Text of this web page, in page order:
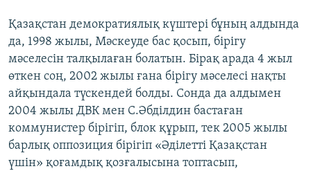
Қазақстан демократиялық күштері бұның алдында
да, 1998 жылы, Мәскеуде бас қосып, бірігу
мәселесін талқылаған болатын. Бірақ арада 4 жыл
өткен соң, 2002 жылы ғана бірігу мәселесі нақты
айқындала түскендей болды. Сонда да алдымен
2004 жылы ДВК мен С.Әбділдин бастаған
коммунистер бірігіп, блок құрып, тек 2005 жылы
барлық оппозиция бірігіп «Әділетті Қазақстан
үшін» қоғамдық қозғалысына топтасып,